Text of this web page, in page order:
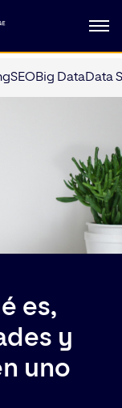
SEOBig DataData
es,
y
uno